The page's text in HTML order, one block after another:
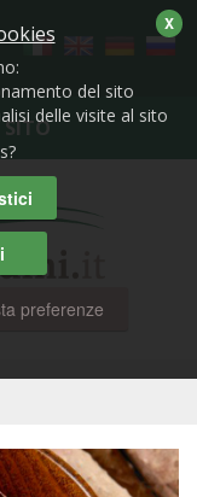
SITO
X
del sito
delle visite al sito
preferenze